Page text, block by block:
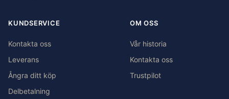
KUNDSERVICE
Kontakta oss
Leverans
Ångra ditt köp
Delbetalning
OM OSS
Vår historia
Kontakta oss
Trustpilot